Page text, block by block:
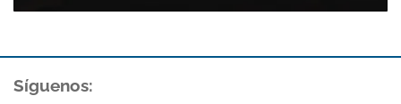
Síguenos: